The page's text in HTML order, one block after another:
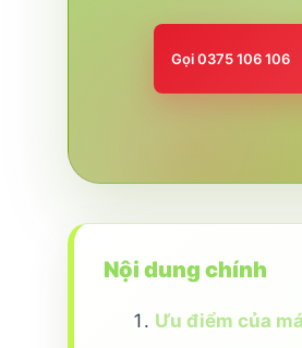
Gọi 0375 106 106
Nội dung chính
Ưu điểm của